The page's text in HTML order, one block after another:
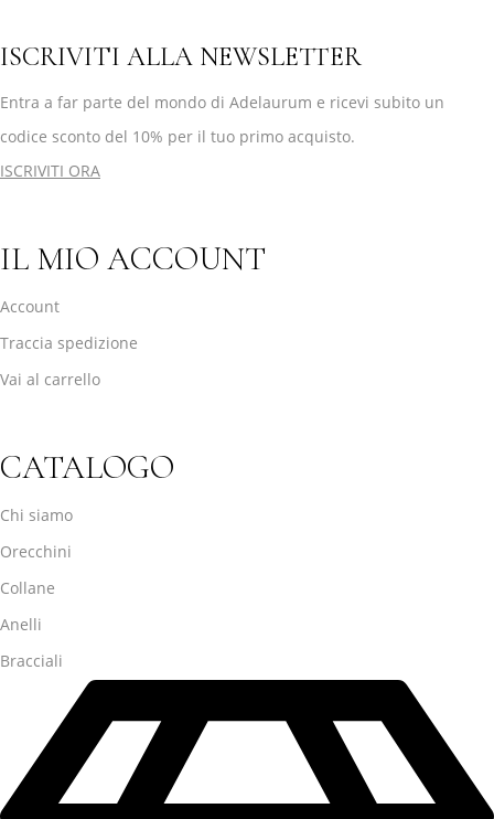
ISCRIVITI ALLA NEWSLETTER
Entra a far parte del mondo di Adelaurum e ricevi subito un
codice sconto del 10% per il tuo primo acquisto.
ISCRIVITI ORA
IL MIO ACCOUNT
Account
Traccia spedizione
Vai al carrello
CATALOGO
Chi siamo
Orecchini
Collane
Anelli
Bracciali